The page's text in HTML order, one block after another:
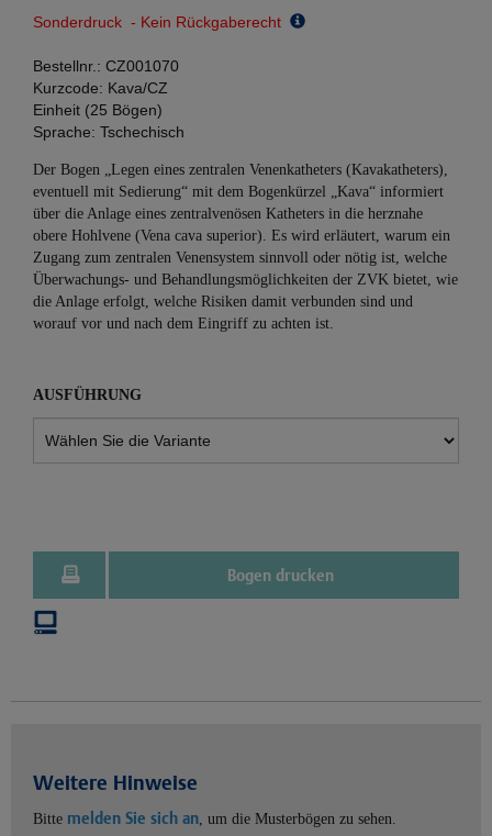
Sonderdruck - Kein Rückgaberecht
Bestellnr.: CZ001070
Kurzcode: Kava/CZ
Einheit (25 Bögen)
Sprache: Tschechisch
Der Bogen „Legen eines zentralen Venenkatheters (Kavakatheters),
eventuell mit Sedierung“ mit dem Bogenkürzel „Kava“ informiert
über die Anlage eines zentralvenösen Katheters in die herznahe
obere Hohlvene (Vena cava superior). Es wird erläutert, warum ein
Zugang zum zentralen Venensystem sinnvoll oder nötig ist, welche
Überwachungs- und Behandlungsmöglichkeiten der ZVK bietet, wie
die Anlage erfolgt, welche Risiken damit verbunden sind und
worauf vor und nach dem Eingriff zu achten ist.
AUSFÜHRUNG
Bogen drucken
Weitere Hinweise
Bitte melden Sie sich an, um die Musterbögen zu sehen.